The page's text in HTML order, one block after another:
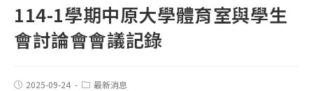
114-1學期中原大學體育室與學生
會討論會會議記錄
2025-09-24 最新消息